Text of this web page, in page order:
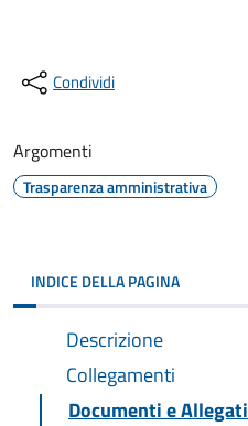
Condividi
Argomenti
Trasparenza amministrativa
INDICE DELLA PAGINA
Descrizione
Collegamenti
Documenti e Allegati